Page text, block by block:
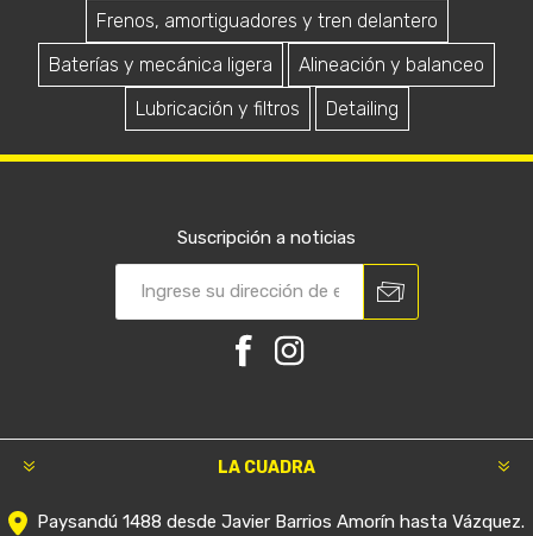
Frenos, amortiguadores y tren delantero
Baterías y mecánica ligera
Alineación y balanceo
Lubricación y filtros
Detailing
Suscripción a noticias
LA CUADRA
Paysandú 1488 desde Javier Barrios Amorín hasta Vázquez.